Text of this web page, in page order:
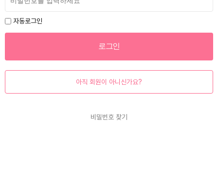
자동로그인
아직 회원이 아니신가요?
비밀번호 찾기